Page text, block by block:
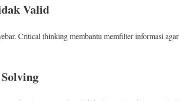
Valid
Critical thinking membantu memfilter informasi agar